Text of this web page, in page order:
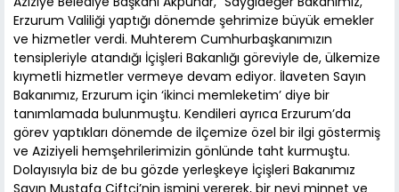
Erzurum Valiliği yaptığı dönemde şehrimize büyük emekler
ve hizmetler verdi. Muhterem Cumhurbaşkanımızın
tensipleriyle atandığı İçişleri Bakanlığı göreviyle de, ülkemize
kıymetli hizmetler vermeye devam ediyor. İlaveten Sayın
Bakanımız, Erzurum için ‘ikinci memleketim’ diye bir
tanımlamada bulunmuştu. Kendileri ayrıca Erzurum’da
görev yaptıkları dönemde de ilçemize özel bir ilgi göstermiş
ve Aziziyeli hemşehrilerimizin gönlünde taht kurmuştu.
Dolayısıyla biz de bu gözde yerleşkeye İçişleri Bakanımız